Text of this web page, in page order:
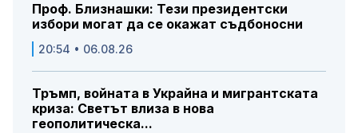
Проф. Близнашки: Тези президентски
избори могат да се окажат съдбоносни
20:54 • 06.08.26
Тръмп, войната в Украйна и мигрантската
криза: Светът влиза в нова
геополитическа...